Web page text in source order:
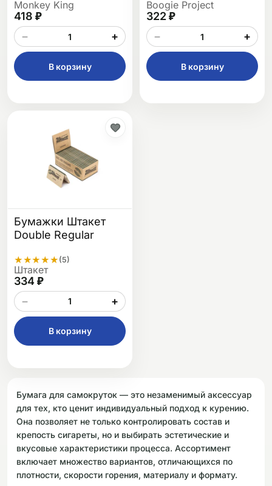
Monkey King
418 ₽
−
+
В корзину
Boogie Project
322 ₽
−
+
В корзину
Бумажки Штакет
Double Regular
★★★★★ (5)
Штакет
334 ₽
−
+
В корзину
Бумага для самокруток — это незаменимый аксессуар
для тех, кто ценит индивидуальный подход к курению.
Она позволяет не только контролировать состав и
крепость сигареты, но и выбирать эстетические и
вкусовые характеристики процесса. Ассортимент
включает множество вариантов, отличающихся по
плотности, скорости горения, материалу и формату.